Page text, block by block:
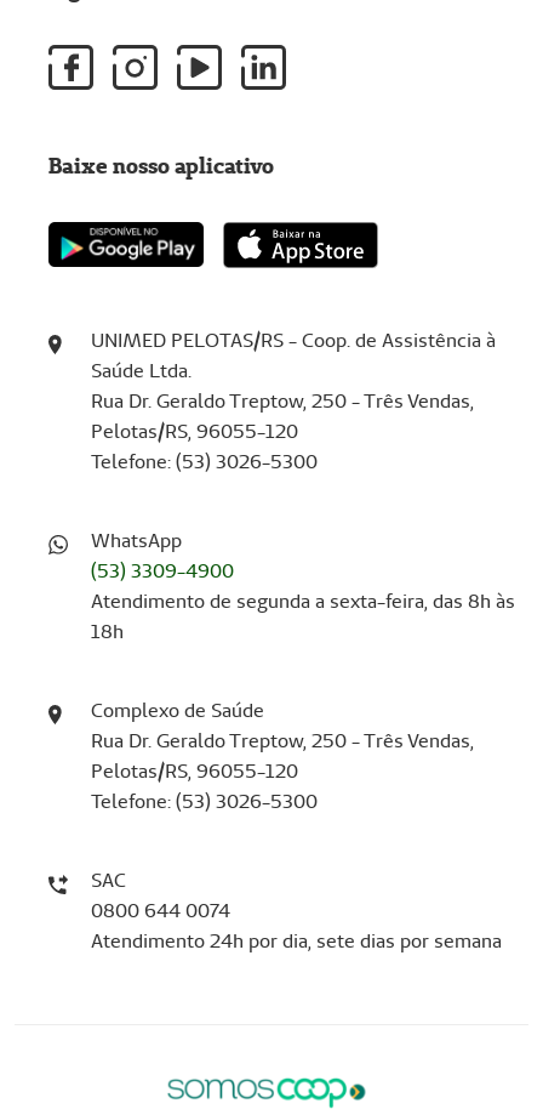
UNIMED PELOTAS/RS - Coop. de Assistência à
Saúde Ltda.
Rua Dr. Geraldo Treptow, 250 - Três Vendas,
Pelotas/RS, 96055-120
Telefone: (53) 3026-5300
WhatsApp
(53) 3309-4900
Atendimento de segunda a sexta-feira, das 8h às
18h
Complexo de Saúde
Rua Dr. Geraldo Treptow, 250 - Três Vendas,
Pelotas/RS, 96055-120
Telefone: (53) 3026-5300
SAC
0800 644 0074
Atendimento 24h por dia, sete dias por semana
Baixe nosso aplicativo